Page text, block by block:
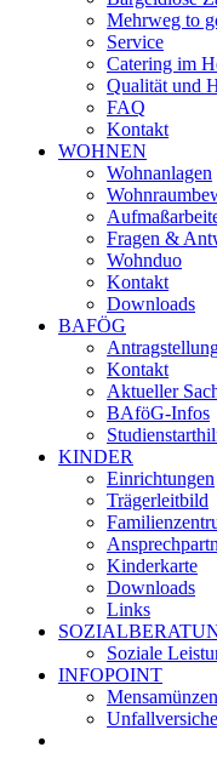
Mehrweg to
Service
Catering im
Qualität und
FAQ
Kontakt
WOHNEN
Wohnanlagen
Fragen &
Wohnduo
Kontakt
Downloads
BAFÖG
Kontakt
Aktueller
BAföG-Infos
KINDER
Einrichtungen
Trägerleitbild
Kinderkarte
Downloads
Links
Soziale
INFOPOINT